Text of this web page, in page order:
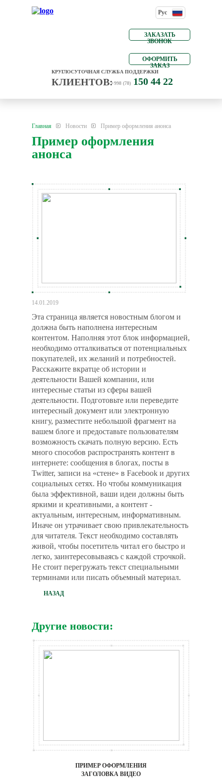
Рус
КРУГЛОСУТОЧНАЯ СЛУЖБА ПОДДЕРЖКИ
КЛИЕНТОВ:+998 (78) 150 44 22
ЗАКАЗАТЬ
ЗВОНОК
ОФОРМИТЬ
ЗАКАЗ
Главная Новости Пример оформления анонса
Пример оформления
анонса
14.01.2019
Эта страница является новостным блогом и
должна быть наполнена интересным
контентом. Наполняя этот блок информацией,
необходимо отталкиваться от потенциальных
покупателей, их желаний и потребностей.
Расскажите вкратце об истории и
деятельности Вашей компании, или
интересные статьи из сферы вашей
деятельности. Подготовьте или переведите
интересный документ или электронную
книгу, разместите небольшой фрагмент на
вашем блоге и предоставьте пользователям
возможность скачать полную версию. Есть
много способов распространять контент в
интернете: сообщения в блогах, посты в
Twitter, записи на «стене» в Facebook и других
социальных сетях. Но чтобы коммуникация
была эффективной, ваши идеи должны быть
яркими и креативными, а контент -
актуальным, интересным, информативным.
Иначе он утрачивает свою привлекательность
для читателя. Текст необходимо составлять
живой, чтобы посетитель читал его быстро и
легко, заинтересовываясь с каждой строчкой.
Не стоит перегружать текст специальными
терминами или писать объемный материал.
НАЗАД
Другие новости:
ПРИМЕР ОФОРМЛЕНИЯ
ЗАГОЛОВКА ВИДЕО